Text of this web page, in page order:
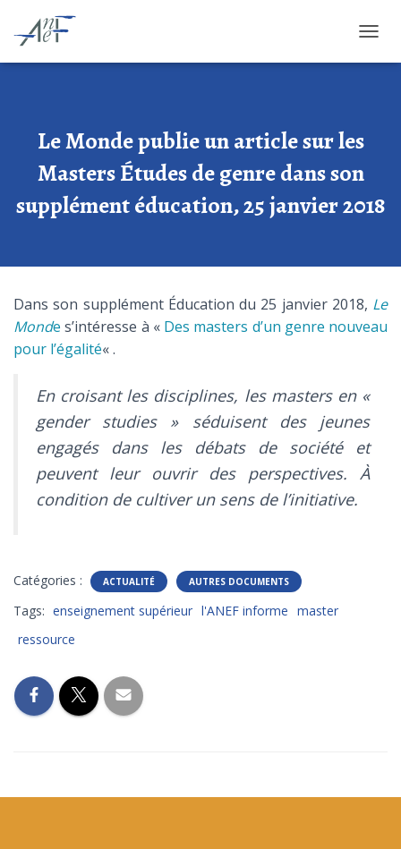
Le Monde publie un article sur les
Masters Études de genre dans son
supplément éducation, 25 janvier 2018
Dans son supplément Éducation du 25 janvier 2018, Le
Monde s’intéresse à « Des masters d’un genre nouveau
pour l’égalité« .
En croisant les disciplines, les masters en «
gender studies » séduisent des jeunes
engagés dans les débats de société et
peuvent leur ouvrir des perspectives. À
condition de cultiver un sens de l’initiative.
Catégories : ACTUALITÉ AUTRES DOCUMENTS
Tags: enseignement supérieur l'ANEF informe master
ressource